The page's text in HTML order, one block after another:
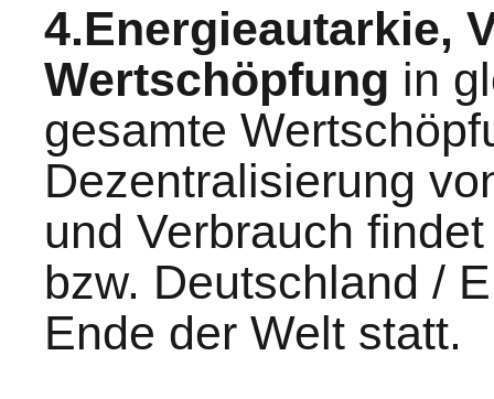
4.Energieautarkie,
Wertschöpfung in
gesamte
Dezentralisierung
und Verbrauch
bzw. Deutschland /
Ende der Welt statt.